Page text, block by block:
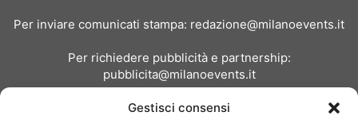
Gestisci consensi
Per inviare comunicati stampa: redazione@milanoevents.it
Per richiedere pubblicità e partnership:
pubblicita@milanoevents.it